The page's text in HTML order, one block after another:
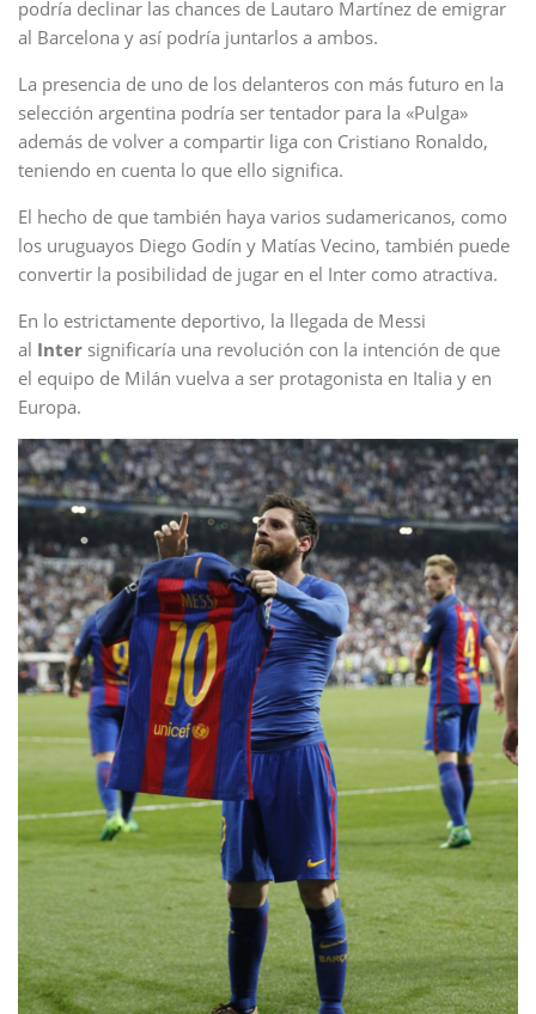
podría declinar las chances de Lautaro Martínez de emigrar
al Barcelona y así podría juntarlos a ambos.
La presencia de uno de los delanteros con más futuro en la
selección argentina podría ser tentador para la «Pulga»
además de volver a compartir liga con Cristiano Ronaldo,
teniendo en cuenta lo que ello significa.
El hecho de que también haya varios sudamericanos, como
los uruguayos Diego Godín y Matías Vecino, también puede
convertir la posibilidad de jugar en el Inter como atractiva.
En lo estrictamente deportivo, la llegada de Messi
al Inter significaría una revolución con la intención de que
el equipo de Milán vuelva a ser protagonista en Italia y en
Europa.